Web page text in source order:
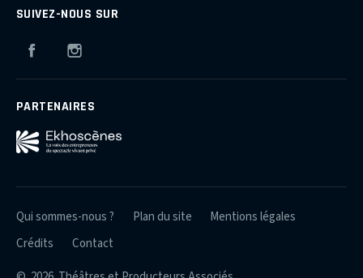
SUIVEZ-NOUS SUR
Facebook
PARTENAIRES
Qui sommes-nous ? Plan du site
Mentions légales
Crédits
Contact